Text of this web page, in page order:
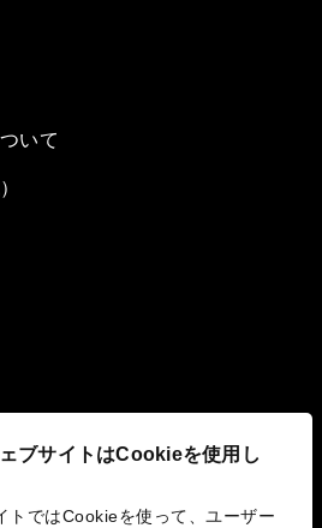
ブサイトはCookieを使用し
トではCookieを使って、ユーザー
いて
り組み